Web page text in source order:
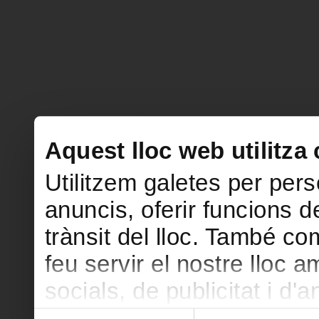
Aquest lloc web utilitza
Utilitzem galetes per
anuncis, oferir funcions
trànsit del lloc. També
feu servir el nostre lloc
socials, de publicitat i